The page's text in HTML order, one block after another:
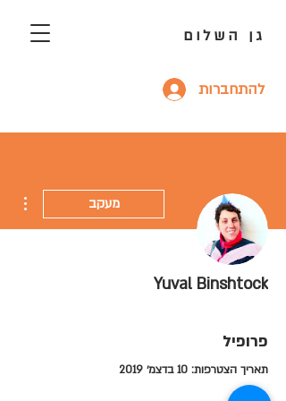
גן השלום
להתחברות
מעקב
Yuval Binshtock
פרופיל
תאריך הצטרפות: 10 בדצמ׳ 2019